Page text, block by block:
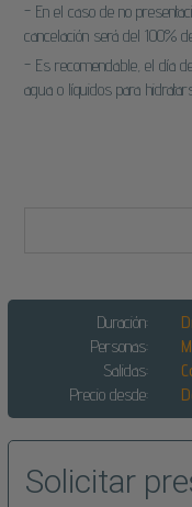
- En el caso de no
cancelación será del 100%
- Es recomendable, el día
agua o líquidos para
Duración:
Personas:
Salidas:
Precio desde:
Solicitar